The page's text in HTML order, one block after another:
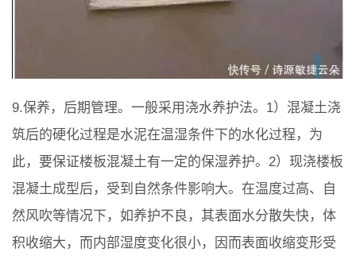
9.保养，后期管理。一般采用浇水养护法。1）混凝土浇
筑后的硬化过程是水泥在温湿条件下的水化过程，为
此，要保证楼板混凝土有一定的保湿养护。2）现浇楼板
混凝土成型后，受到自然条件影响大。在温度过高、自
然风吹等情况下，如养护不良，其表面水分散失快，体
积收缩大，而内部湿度变化很小，因而表面收缩变形受